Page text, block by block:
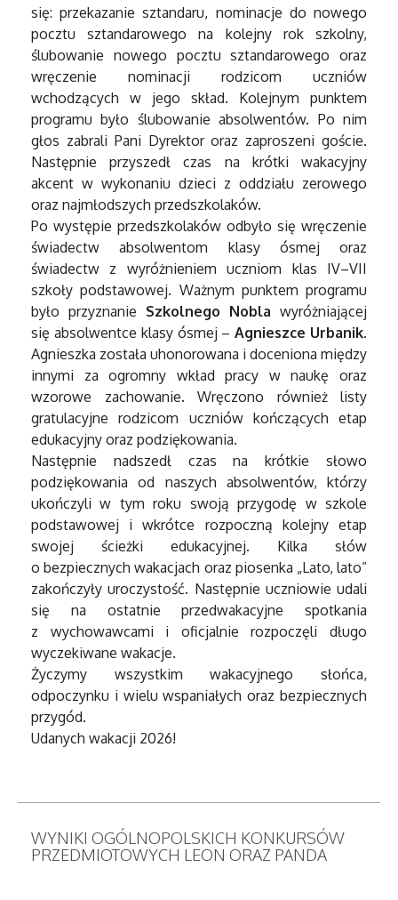
się: przekazanie sztandaru, nominacje do nowego
pocztu sztandarowego na kolejny rok szkolny,
ślubowanie nowego pocztu sztandarowego oraz
wręczenie nominacji rodzicom uczniów
wchodzących w jego skład. Kolejnym punktem
programu było ślubowanie absolwentów. Po nim
głos zabrali Pani Dyrektor oraz zaproszeni goście.
Następnie przyszedł czas na krótki wakacyjny
akcent w wykonaniu dzieci z oddziału zerowego
oraz najmłodszych przedszkolaków.
Po występie przedszkolaków odbyło się wręczenie
świadectw absolwentom klasy ósmej oraz
świadectw z wyróżnieniem uczniom klas IV–VII
szkoły podstawowej. Ważnym punktem programu
było przyznanie Szkolnego Nobla wyróżniającej
się absolwentce klasy ósmej –Agnieszce Urbanik.
Agnieszka została uhonorowana i doceniona między
innymi za ogromny wkład pracy w naukę oraz
wzorowe zachowanie. Wręczono również listy
gratulacyjne rodzicom uczniów kończących etap
edukacyjny oraz podziękowania.
Następnie nadszedł czas na krótkie słowo
podziękowania od naszych absolwentów, którzy
ukończyli w tym roku swoją przygodę w szkole
podstawowej i wkrótce rozpoczną kolejny etap
swojej ścieżki edukacyjnej. Kilka słów
o bezpiecznych wakacjach oraz piosenka „Lato, lato”
zakończyły uroczystość. Następnie uczniowie udali
się na ostatnie przedwakacyjne spotkania
z wychowawcami i oficjalnie rozpoczęli długo
wyczekiwane wakacje.
Życzymy wszystkim wakacyjnego słońca,
odpoczynku i wielu wspaniałych oraz bezpiecznych
przygód.
Udanych wakacji 2026!
WYNIKI OGÓLNOPOLSKICH KONKURSÓW
PRZEDMIOTOWYCH LEON ORAZ PANDA